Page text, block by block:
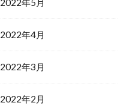
2022年5月
2022年4月
2022年3月
2022年2月